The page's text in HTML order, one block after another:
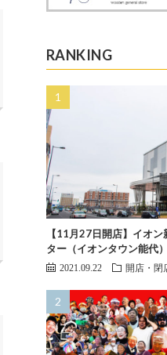
RANKING
【11月27日開店】イオ
ター（イオンタウン能代
2021.09.22 開店・閉